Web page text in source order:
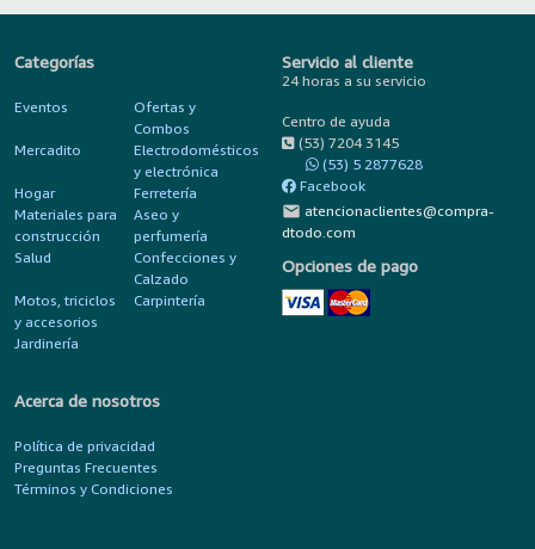
Categorías
Eventos
Ofertas y
Combos
Mercadito
Electrodomésticos
y electrónica
Hogar
Ferretería
Materiales para
construcción
Aseo y
perfumería
Salud
Confecciones y
Calzado
Motos, triciclos
y accesorios
Carpintería
Jardinería
Servicio al cliente
24 horas a su servicio
Centro de ayuda
(53) 7204 3145
(53) 5 2877628
Facebook
mail atencionaclientes@compra-
dtodo.com
Opciones de pago
Acerca de nosotros
Política de privacidad
Preguntas Frecuentes
Términos y Condiciones